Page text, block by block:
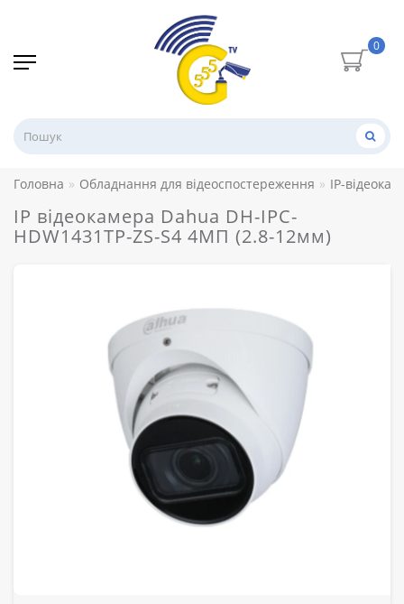
0
Головна Обладнання для відеоспостереження IP-
IP відеокамера Dahua DH-IPC-
HDW1431TP-ZS-S4 4МП (2.8-12мм)